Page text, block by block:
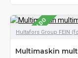
SE LAGERSALDO
Hultafors Group FEIN
Multimaskin